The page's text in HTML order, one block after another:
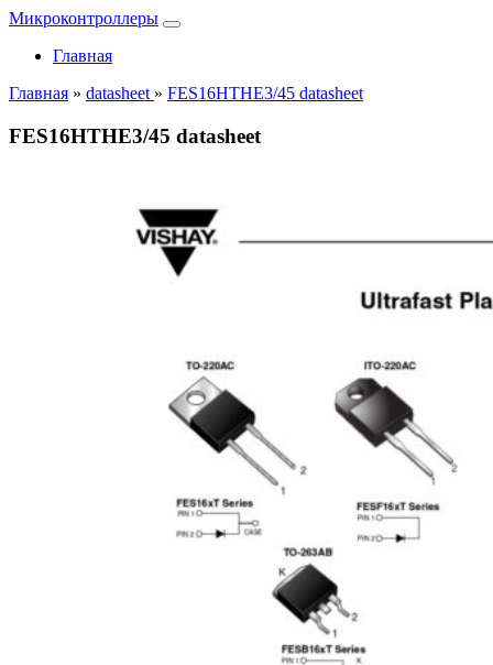
Микроконтроллеры
Главная
Главная » datasheet » FES16HTHE3/45 datasheet
FES16HTHE3/45 datasheet